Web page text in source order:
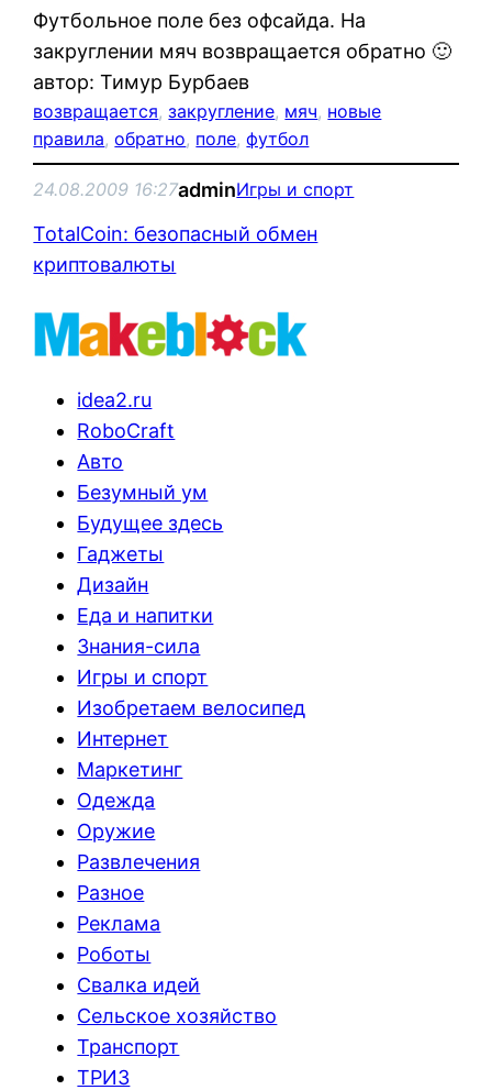
Футбольное поле без офсайда. На
закруглении мяч возвращается обратно 🙂
автор: Тимур Бурбаев
возвращается, закругление, мяч, новые
правила, обратно, поле, футбол
24.08.2009 16:27adminИгры и спорт
TotalCoin: безопасный обмен
криптовалюты
idea2.ru
RoboCraft
Авто
Безумный ум
Будущее здесь
Гаджеты
Дизайн
Еда и напитки
Знания-сила
Игры и спорт
Изобретаем велосипед
Интернет
Маркетинг
Одежда
Оружие
Развлечения
Разное
Реклама
Роботы
Свалка идей
Сельское хозяйство
Транспорт
ТРИЗ